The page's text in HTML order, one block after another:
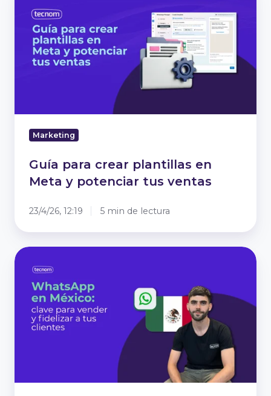
crear
plantillas
Meta
ventas
Marketing
Guía para crear plantillas en
Meta y potenciar tus ventas
23/4/26, 12:19 5 min de lectura
Cómo
vender
más
carros
con
WhatsApp
automotriz